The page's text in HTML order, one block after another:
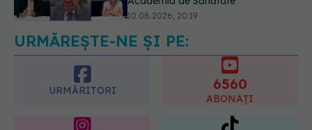
10.08.2026, 20:19
Semnul de pe picioare care poate
dezvălui că arterele sunt grav
URMĂREȘTE-NE ȘI PE:
URMĂRITORI 6560
ABONAȚI